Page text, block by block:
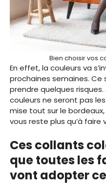
Bien choisir vos
En effet, la couleurs va
prochaines semaines. Ce
prendre quelques
couleurs ne seront pas
mise tout sur le
vous reste plus qu’à faire
Ces collants
que toutes les
vont adopter